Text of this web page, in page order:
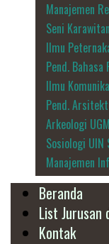
Manajemen
Seni
Ilmu
Pend.
Ilmu
Pend.
Arkeologi
Sosiologi UIN
Manajemen
Beranda
List Jurusan
Kontak